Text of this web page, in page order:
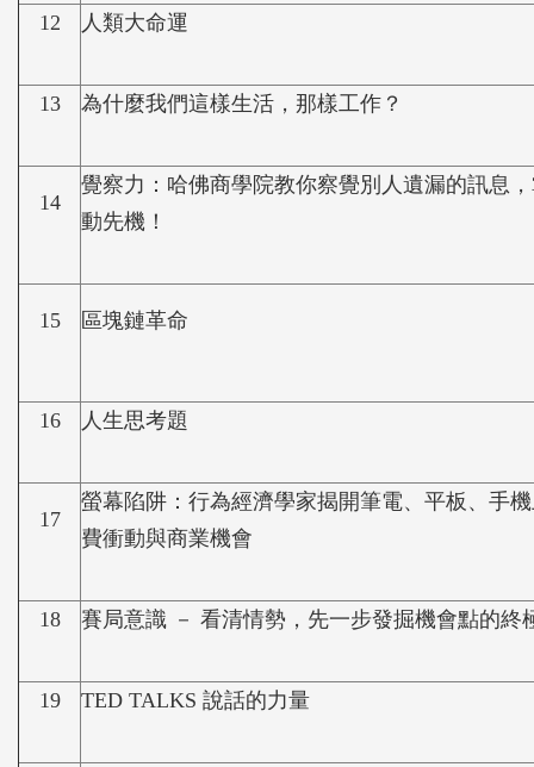
12 人類大命運
13 為什麼我們這樣生活，那樣工作？
14
覺察力：哈佛商學院教你察覺別人遺漏的訊息
動先機！
15 區塊鏈革命
16 人生思考題
17
螢幕陷阱：行為經濟學家揭開筆電、平板、手
費衝動與商業機會
18 賽局意識 － 看清情勢，先一步發掘機會點的終
19 TED TALKS 說話的力量